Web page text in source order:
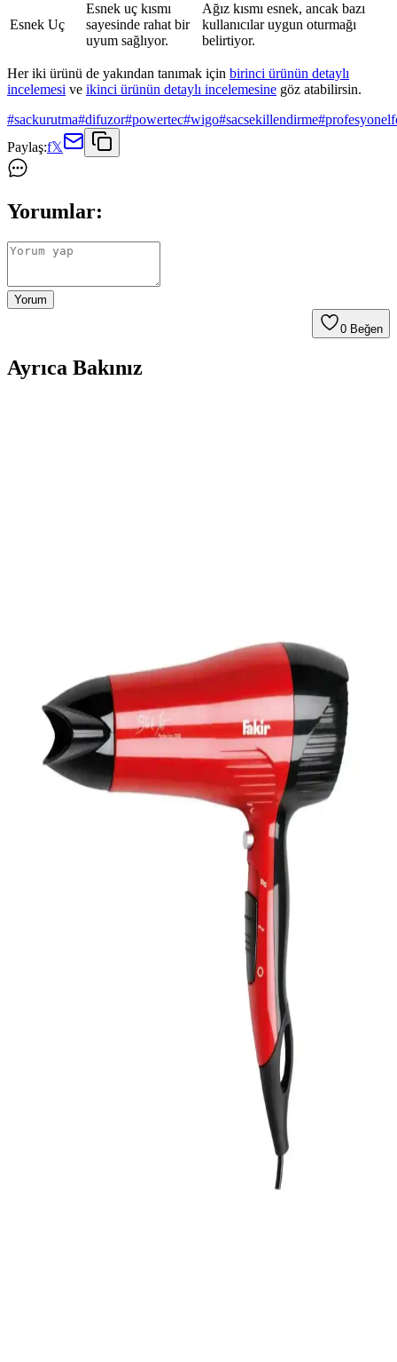
Esnek Uç
Esnek uç kısmı
sayesinde rahat bir
uyum sağlıyor.
Ağız kısmı esnek, ancak bazı
kullanıcılar uygun oturmağı
belirtiyor.
Her iki ürünü de yakından tanımak için birinci ürünün detaylı
incelemesi ve ikinci ürünün detaylı incelemesine göz atabilirsin.
#sackurutma#difuzor#powertec#wigo#sacsekillendirme#
Paylaş:f𝕏
Yorumlar:
Yorum
0 Beğen
Ayrıca Bakınız
Xiaomi Water Ionic Hair Dryer H500: Teknik
Bilgiler ve İyonik Saç Kurutma Teknolojisi
Xiaomi Water Ionic Hair Dryer H500 hakkında doğrudan teknik
bilgi olmamakla birlikte, iyonik teknoloji saçın elektriklenmesini
azaltarak sağlıklı ve parlak görünüm sağlar. Ürün detayları için resmi
kaynaklar önerilir.
Arzum Saç Kurutma Makinesi Pervanesi 4 Kanatlı
Performans ve Kullanıcı Yorumları
Arzum 4 kanatlı saç kurutma makinesi pervane modeli, hava akışını
optimize ederek kurutma süresini kısaltır, dayanıklı malzeme
kullanımıyla dikkat çeker, ancak sıcak hava ve koku sorunları
Arzum Senfony Color Saç Kurutma Makinesi:
Renkli Tasarım ve Çok Fonksiyonlu Kullanım
Arzum Senfony Color, renkli tasarımı, çoklu ayar seçenekleri ve
gelişmiş teknolojisiyle saç kurutma deneyiminizi kolaylaştırır, estetik
Vestel VSK 3020 Kablo Sarıcılı Saç Kurutma
Makinesi ve Hizmetleri Hakkında Bilgi
Vestel VSK 3020 kablo sarıcılı saç kurutma makinesi teknik
detayları sınırlı olsa da, Vestel'in yedek parça, aksesuar ve 7/24
müşteri hizmetleri ile uzun ömürlü kullanım desteği sunar.
Fakir Noble AC Saç Kurutma Makinesi: Teknik